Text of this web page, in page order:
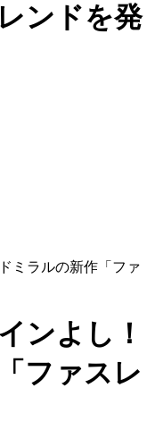
ンドを発
ミラルの新作「ファ
ンよし！
ファスレ